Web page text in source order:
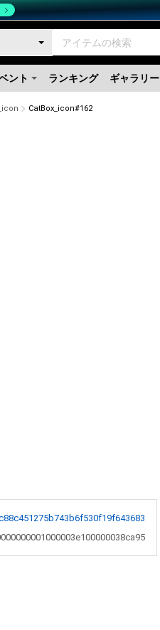
ント ランキング ギャラリー
CatBox_icon#162